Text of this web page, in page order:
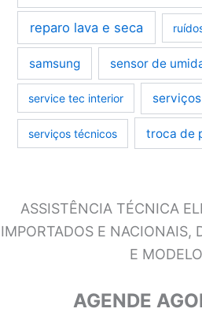
reparo lava e seca
samsung sensor de
service tec interior
serviços técnicos troca de
ASSISTÊNCIA TÉCNICA
IMPORTADOS E NACIONAIS,
E
AGENDE